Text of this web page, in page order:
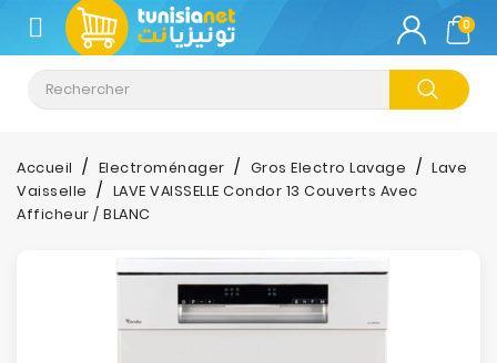
CATÉGORIE
Climatisation
Informatique
Téléphonie
0
Accueil Electroménager Gros Electro Lavage
Lave
Vaisselle
LAVE VAISSELLE Condor 13 Couverts Avec
Afficheur / BLANC